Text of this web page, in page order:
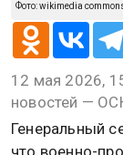
Фото: wikimedia
12 мая 2026,
новостей —
Генеральный
что военно-